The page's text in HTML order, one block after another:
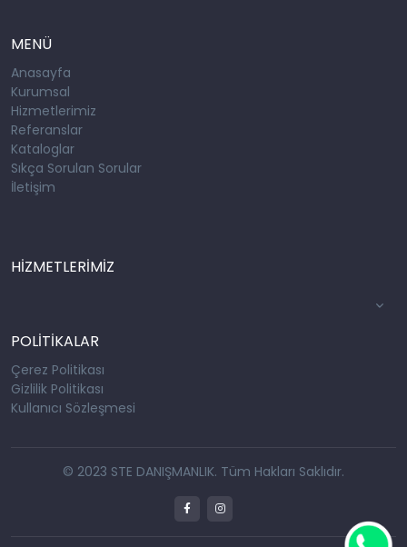
MENÜ
Anasayfa
Kurumsal
Hizmetlerimiz
Referanslar
Kataloglar
Sıkça Sorulan Sorular
İletişim
HİZMETLERİMİZ
POLİTİKALAR
Çerez Politikası
Gizlilik Politikası
Kullanıcı Sözleşmesi
© 2023 STE DANIŞMANLIK. Tüm Hakları Saklıdır.